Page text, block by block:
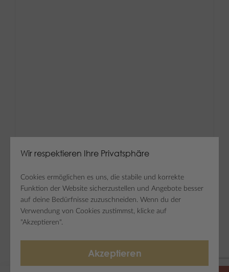
Wir respektieren Ihre Privatsphäre
Cookies ermöglichen es uns, die stabile und korrekte
Funktion der Website sicherzustellen und Angebote besser
auf deine Bedürfnisse zuzuschneiden. Wenn du der
Verwendung von Cookies zustimmst, klicke auf
"Akzeptieren".
Akzeptieren